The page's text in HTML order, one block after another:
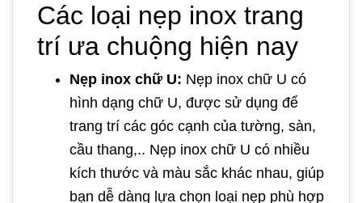
Các loại nẹp inox trang
trí ưa chuộng hiện nay
Nẹp inox chữ U: Nẹp inox chữ U có
hình dạng chữ U, được sử dụng để
trang trí các góc cạnh của tường, sàn,
cầu thang,.. Nẹp inox chữ U có nhiều
kích thước và màu sắc khác nhau, giúp
bạn dễ dàng lựa chọn loại nẹp phù hợp